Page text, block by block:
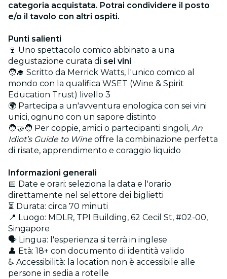
categoria acquistata. Potrai condividere il posto
e/o il tavolo con altri ospiti.
Punti salienti
🍷 Uno spettacolo comico abbinato a una
degustazione curata di sei vini
🧑‍🎓 Scritto da Merrick Watts, l'unico comico al
mondo con la qualifica WSET (Wine & Spirit
Education Trust) livello 3
🌍 Partecipa a un'avventura enologica con sei vini
unici, ognuno con un sapore distinto
🧑‍🤝‍🧑 Per coppie, amici o partecipanti singoli, An
Idiot’s Guide to Wineoffre la combinazione perfetta
di risate, apprendimento e coraggio liquido
Informazioni generali
📅 Date e orari: seleziona la data e l'orario
direttamente nel selettore dei biglietti
⏳ Durata: circa 70 minuti
📍 Luogo: MDLR, TPI Building, 62 Cecil St, #02-00,
Singapore
🗣️ Lingua: l'esperienza si terrà in inglese
👤 Età: 18+ con documento di identità valido
♿ Accessibilità: la location non è accessibile alle
persone in sedia a rotelle